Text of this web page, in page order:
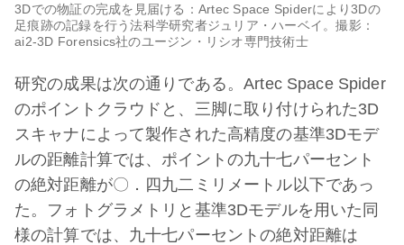
3Dでの物証の完成を見届ける：Artec Space Spiderにより3Dの
足痕跡の記録を行う法科学研究者ジュリア・ハーベイ。撮影：
ai2-3D Forensics社のユージン・リシオ専門技術士
研究の成果は次の通りである。Artec Space Spider
のポイントクラウドと、三脚に取り付けられた3D
スキャナによって製作された高精度の基準3Dモデ
ルの距離計算では、ポイントの九十七パーセント
の絶対距離が〇．四九二ミリメートル以下であっ
た。フォトグラメトリと基準3Dモデルを用いた同
様の計算では、九十七パーセントの絶対距離は